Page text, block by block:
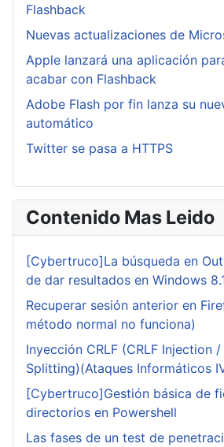
Flashback
Nuevas actualizaciones de
Apple lanzará una aplicación
acabar con Flashback
Adobe Flash por fin lanza su
automático
Twitter se pasa a HTTPS
Contenido Mas Leido
[Cybertruco]La búsqueda en
de dar resultados en Windows
Recuperar sesión anterior en
método normal no funciona)
Inyección CRLF (CRLF Injection
Splitting)(Ataques Informáticos
[Cybertruco]Gestión básica de
directorios en Powershell
Las fases de un test de